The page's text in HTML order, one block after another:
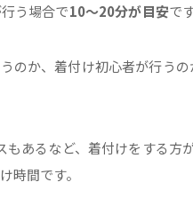
う場合で10～20分が目安で
のか、着付け初心者が行う
あるなど、着付けをする方
時間です。